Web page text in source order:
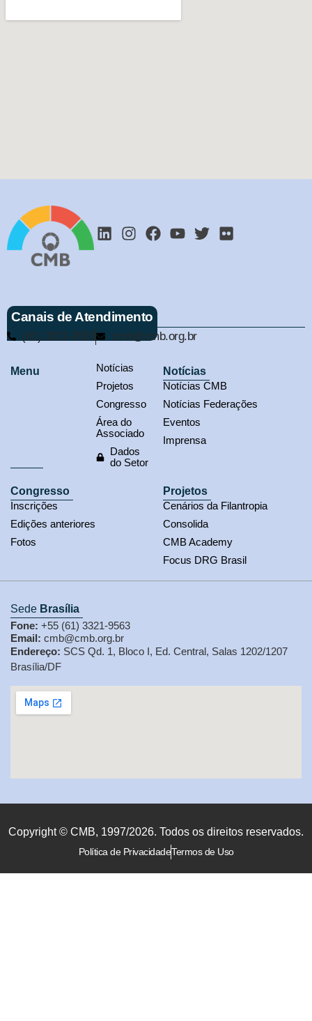
Canais de Atendimento
(61) 3321-9563 cmb@cmb.org.br
Menu
Notícias
Projetos
Congresso
Área do
Associado
Dados
do Setor
Notícias
Notícias CMB
Notícias Federações
Eventos
Imprensa
Congresso
Inscrições
Edições anteriores
Fotos
Projetos
Cenários da Filantropia
Consolida
CMB Academy
Focus DRG Brasil
Sede Brasília
Fone: +55 (61) 3321-9563
Email: cmb@cmb.org.br
Endereço: SCS Qd. 1, Bloco I, Ed. Central, Salas 1202/1207
Brasília/DF
Copyright © CMB, 1997/2026. Todos os direitos reservados.
Política de PrivacidadeTermos de Uso